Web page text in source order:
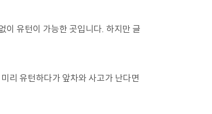
이 유턴이 가능한 곳입니다. 하지만 글
리 유턴하다가 앞차와 사고가 난다면